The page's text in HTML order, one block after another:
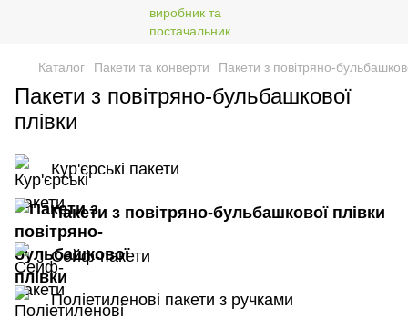
Каталог Пакети та конверти Пакети з повітряно-
Пакети з повітряно-бульбашкової
плівки
Кур'єрські пакети
Пакети з повітряно-бульбашкової плівки
Сейф-пакети
Поліетиленові пакети з ручками